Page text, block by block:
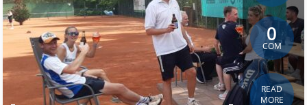
0
COM
READ
MORE